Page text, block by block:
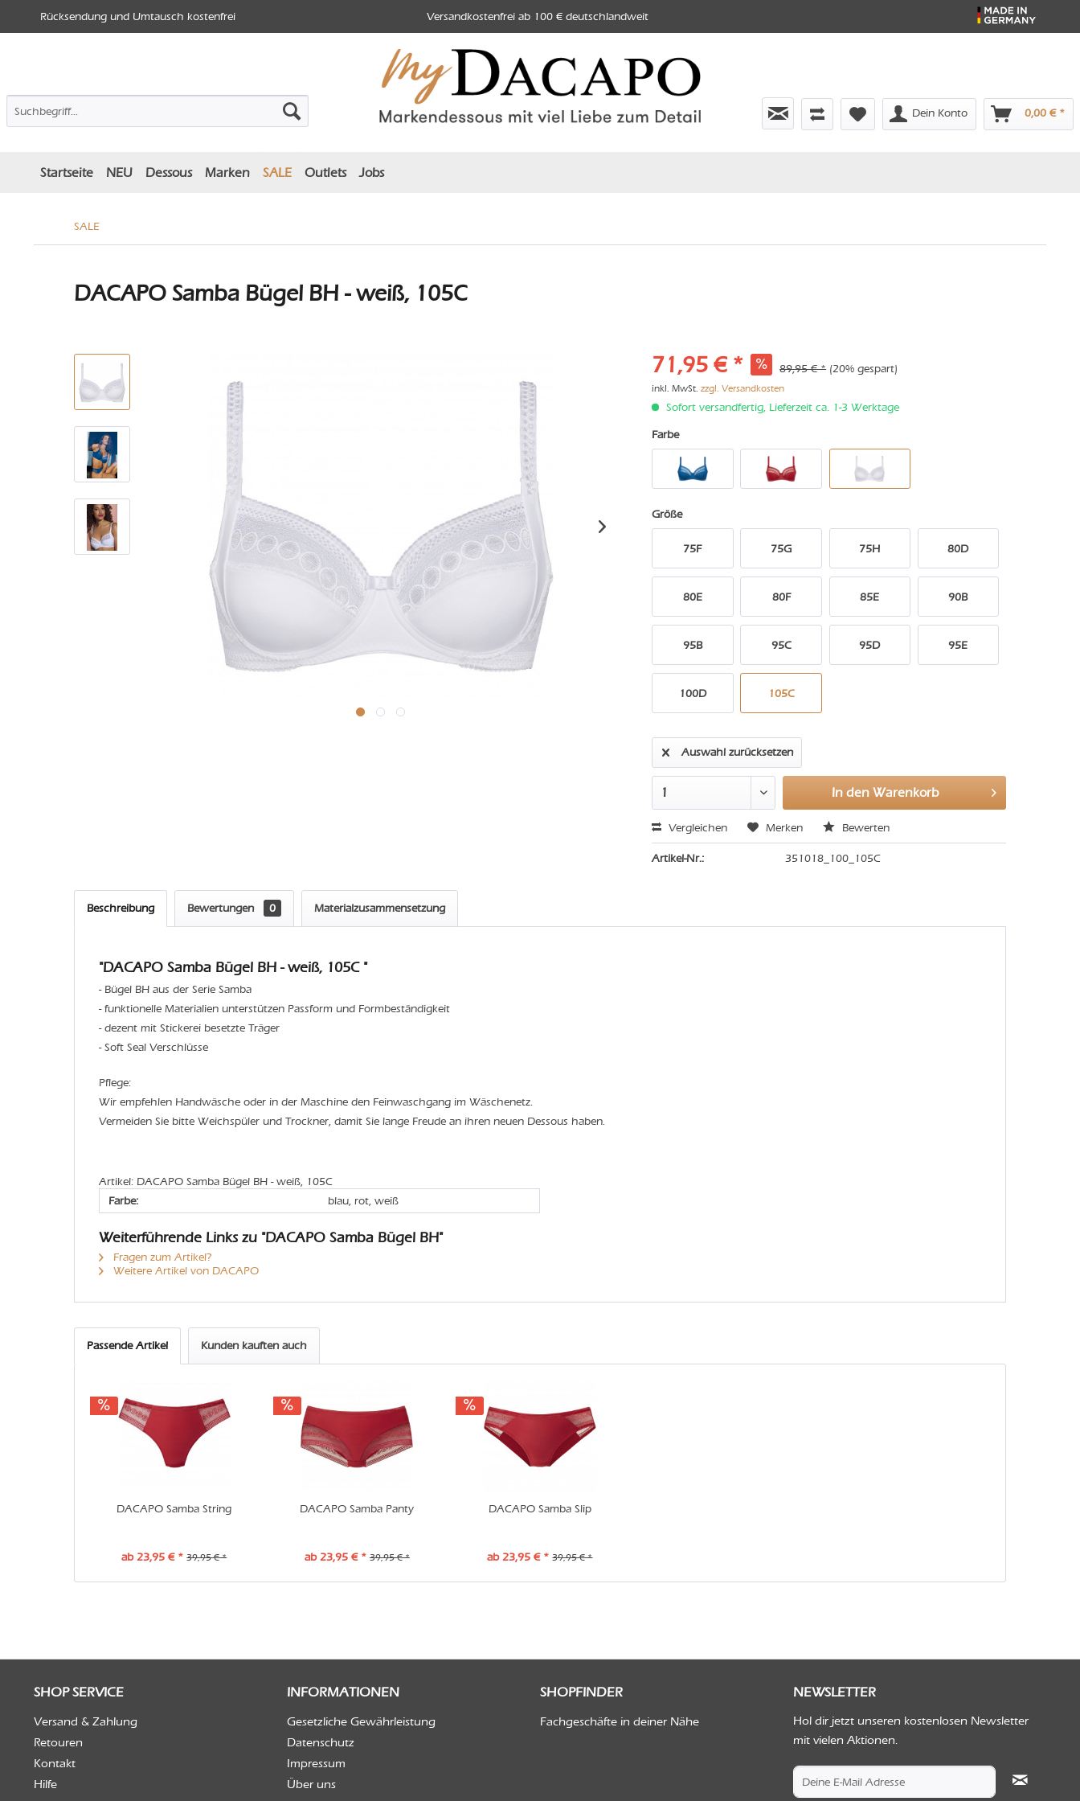
Rücksendung und Umtausch kostenfrei Versandkostenfrei ab 100 € deutschlandweit
Dein Konto 0,00 € *
Startseite NEU Dessous Marken SALE Outlets Jobs
SALE
DACAPO Samba Bügel BH - weiß, 105C
71,95 € * 89,95 € * (20% gespart)
inkl. MwSt.zzgl. Versandkosten
Sofort versandfertig, Lieferzeit ca. 1-3 Werktage
Farbe
Größe
75F 75G 75H 80D
80E 80F 85E 90B
95B 95C 95D 95E
100D 105C
Auswahl zurücksetzen
In den Warenkorb
Vergleichen Merken Bewerten
Artikel-Nr.: 351018_100_105C
Beschreibung Bewertungen 0 Materialzusammensetzung
"DACAPO Samba Bügel BH - weiß, 105C "
- Bügel BH aus der Serie Samba
- funktionelle Materialien unterstützen Passform und Formbeständigkeit
- dezent mit Stickerei besetzte Träger
- Soft Seal Verschlüsse
Pflege:
Wir empfehlen Handwäsche oder in der Maschine den Feinwaschgang im Wäschenetz.
Vermeiden Sie bitte Weichspüler und Trockner, damit Sie lange Freude an ihren neuen Dessous haben.
Artikel: DACAPO Samba Bügel BH - weiß, 105C
Farbe:
blau, rot, weiß
Weiterführende Links zu "DACAPO Samba Bügel BH"
Fragen zum Artikel?
Weitere Artikel von DACAPO
Passende Artikel Kunden kauften auch
DACAPO Samba String
ab 23,95 € * 39,95 € *
DACAPO Samba Panty
ab 23,95 € * 39,95 € *
DACAPO Samba Slip
ab 23,95 € * 39,95 € *
SHOP SERVICE
Versand & Zahlung
Retouren
Kontakt
Hilfe
INFORMATIONEN
Gesetzliche Gewährleistung
Datenschutz
Impressum
Über uns
SHOPFINDER
Fachgeschäfte in deiner Nähe
NEWSLETTER
Hol dir jetzt unseren kostenlosen Newsletter
mit vielen Aktionen.